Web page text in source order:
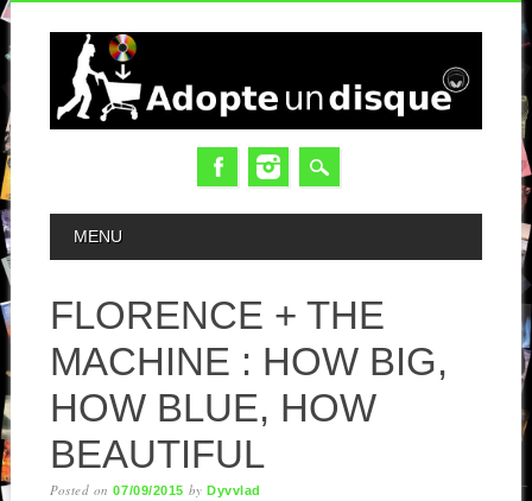
MAIN MENU
MENU
FLORENCE + THE
MACHINE : HOW BIG,
HOW BLUE, HOW
BEAUTIFUL
Posted on07/09/2015 byDyvvlad